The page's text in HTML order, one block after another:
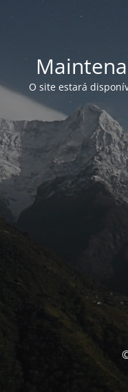
O site estará